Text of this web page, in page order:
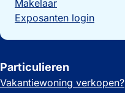
Makelaar
Exposanten login
Particulieren
Vakantiewoning verkopen?